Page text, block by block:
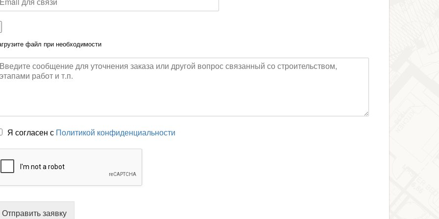
файл при необходимости
Я согласен с Политикой конфиденциальности
Отправить заявку